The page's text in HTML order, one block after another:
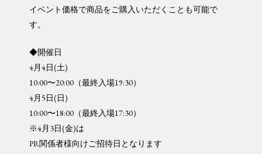
イベント価格で商品をご購入いただくことも可能で
す。
◆開催日
4月4日(土)
10:00〜20:00（最終入場19:30）
4月5日(日)
10:00〜18:00（最終入場17:30）
※4月3日(金)は
PR関係者様向けご招待日となります